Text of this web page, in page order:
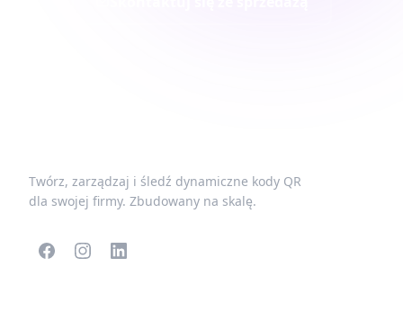
Twórz, zarządzaj i śledź dynamiczne kody QR
dla swojej firmy. Zbudowany na skalę.